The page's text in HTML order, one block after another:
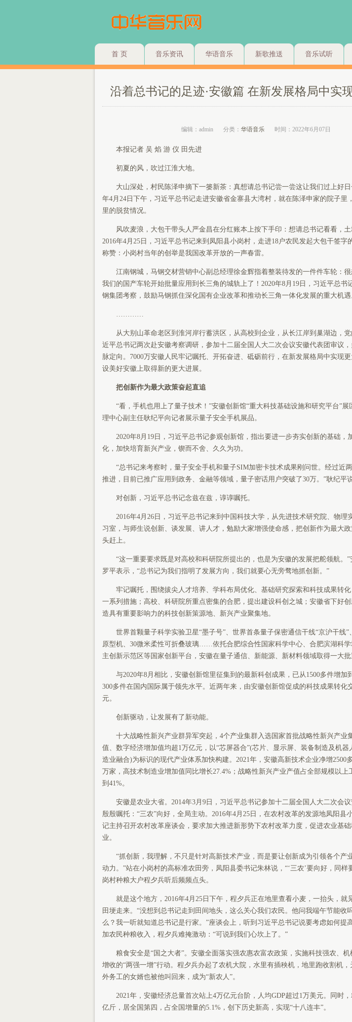
首 页 音乐资讯 华语音乐 新歌推送 音乐试听
沿着总书记的足迹·安徽篇 在新发展格局中实
编辑：admin 分类： 华语音乐 时间：2022年6月07日
本报记者 吴 焰 游 仪 田先进
初夏的风，吹过江淮大地。
大山深处，村民陈泽申摘下一篓新茶：真想请总书记尝一尝这让我们过上好日
年4月24日下午，习近平总书记走进安徽省金寨县大湾村，就在陈泽申家的院子里
里的脱贫情况。
风吹麦浪，大包干带头人严金昌在分红账本上按下手印：想请总书记看看，土
2016年4月25日，习近平总书记来到凤阳县小岗村，走进18户农民发起大包干签字
称赞：小岗村当年的创举是我国改革开放的一声春雷。
江南钢城，马钢交材营销中心副总经理徐金辉指着整装待发的一件件车轮：很
我们的国产车轮开始批量应用到长三角的城轨上了！2020年8月19日，习近平总书
钢集团考察，鼓励马钢抓住深化国有企业改革和推动长三角一体化发展的重大机遇
…………
从大别山革命老区到淮河岸行蓄洪区，从高校到企业，从长江岸到巢湖边，党
近平总书记两次赴安徽考察调研，参加十二届全国人大二次会议安徽代表团审议
脉定向。7000万安徽人民牢记嘱托、开拓奋进、砥砺前行，在新发展格局中实现
设美好安徽上取得新的更大进展。
把创新作为最大政策奋起直追
“看，手机也用上了量子技术！”安徽创新馆“重大科技基础设施和研究平台”展
理中心副主任耿纪平向记者展示量子安全手机展品。
2020年8月19日，习近平总书记参观创新馆，指出要进一步夯实创新的基础，
化，加快培育新兴产业，锲而不舍、久久为功。
“总书记来考察时，量子安全手机和量子SIM加密卡技术成果刚问世。经过近
推进，目前已推广应用到政务、金融等领域，量子密话用户突破了30万。”耿纪平说
对创新，习近平总书记念兹在兹，谆谆嘱托。
2016年4月26日，习近平总书记来到中国科技大学，从先进技术研究院、物理
习室，与师生说创新、谈发展、讲人才，勉励大家增强使命感，把创新作为最大
头赶上。
“这一重要要求既是对高校和科研院所提出的，也是为安徽的发展把舵领航。”
罗平表示，“总书记为我们指明了发展方向，我们就要心无旁骛地抓创新。”
牢记嘱托，围绕拔尖人才培养、学科布局优化、基础研究探索和科技成果转化
一系列措施；高校、科研院所重点密集的合肥，提出建设科创之城；安徽省下好
造具有重要影响力的科技创新策源地、新兴产业聚集地。
世界首颗量子科学实验卫星“墨子号”、世界首条量子保密通信干线“京沪干线”
原型机、30微米柔性可折叠玻璃……依托合肥综合性国家科学中心、合肥滨湖科学
主创新示范区等国家创新平台，安徽在量子通信、新能源、新材料领域取得一大批
与2020年8月相比，安徽创新馆里征集到的最新科创成果，已从1500多件增加
300多件在国内国际属于领先水平。近两年来，由安徽创新馆促成的科技成果转化
元。
创新驱动，让发展有了新动能。
十大战略性新兴产业群异军突起，4个产业集群入选国家首批战略性新兴产业
值、数字经济增加值均超1万亿元，以“芯屏器合”(芯片、显示屏、装备制造及机器
造业融合)为标识的现代产业体系加快构建。2021年，安徽高新技术企业净增2500
万家，高技术制造业增加值同比增长27.4%；战略性新兴产业产值占全部规模以上
到41%。
安徽是农业大省。2014年3月9日，习近平总书记参加十二届全国人大二次会议
殷殷嘱托：“三农”向好，全局主动。2016年4月25日，在农村改革的发源地凤阳县
记主持召开农村改革座谈会，要求加大推进新形势下农村改革力度，促进农业基
业。
“抓创新，我理解，不只是针对高新技术产业，而是要让创新成为引领各个产
动力。”站在小岗村的高标准农田旁，凤阳县委书记朱林说，“‘三农’要向好，同样
岗村种粮大户程夕兵听后频频点头。
就是这个地方，2016年4月25日下午，程夕兵正在地里查看小麦，一抬头，就
田埂走来。“没想到总书记走到田间地头，这么关心我们农民。他问我端午节能收
么？我一听就知道总书记是行家。”座谈会上，听到习近平总书记说要考虑如何提
加农民种粮收入，程夕兵难掩激动：“可说到我们心坎上了。”
粮食安全是“国之大者”。安徽全面落实强农惠农富农政策，实施科技强农、机
增收的“两强一增”行动。程夕兵办起了农机大院，水里有插秧机，地里跑收割机
外务工的女婿也被他叫回来，成为“新农人”。
2021年，安徽经济总量首次站上4万亿元台阶，人均GDP超过1万美元。同时，
亿斤，居全国第四，占全国增量的5.1%，创下历史新高，实现“十八连丰”。